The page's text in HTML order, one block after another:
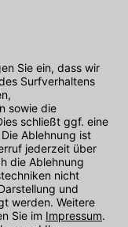
von 08:00 - 17:00
für Sie erreichbar.
nutzen.